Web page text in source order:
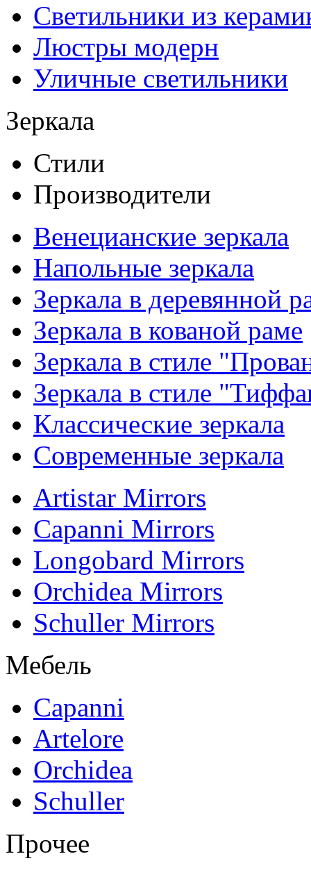
Светильники из
Люстры модерн
Уличные светильники
Зеркала
Стили
Производители
Венецианские зеркала
Напольные зеркала
Зеркала в деревянной
Зеркала в кованой раме
Зеркала в стиле
Зеркала в стиле
Классические зеркала
Современные зеркала
Artistar Mirrors
Capanni Mirrors
Longobard Mirrors
Orchidea Mirrors
Schuller Mirrors
Мебель
Capanni
Artelore
Orchidea
Schuller
Прочее